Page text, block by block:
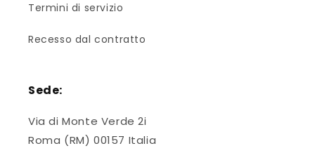
Termini di servizio
Recesso dal contratto
Sede:
Via di Monte Verde 2i
Roma (RM) 00157 Italia